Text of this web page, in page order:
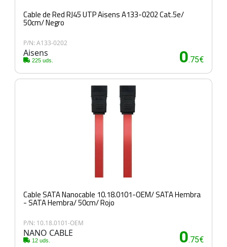
Cable de Red RJ45 UTP Aisens A133-0202 Cat.5e/
50cm/ Negro
P/N: A133-0202
Aisens
225 uds. 0.75€
Cable SATA Nanocable 10.18.0101-OEM/ SATA Hembra
- SATA Hembra/ 50cm/ Rojo
P/N: 10.18.0101-OEM
NANO CABLE
12 uds. 0.75€